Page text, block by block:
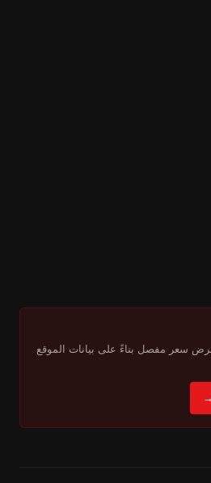
سعر مفصل بناءً على بيانات الموقع